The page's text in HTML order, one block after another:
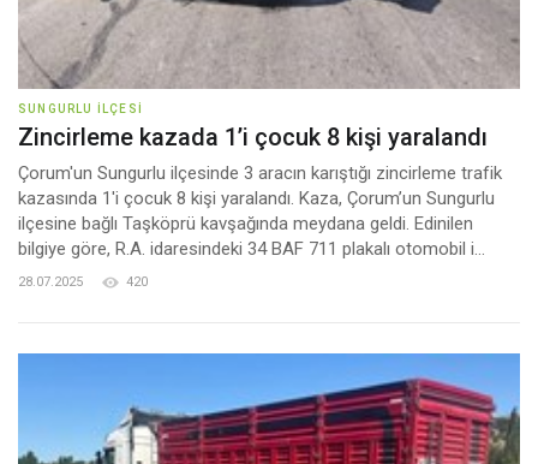
SUNGURLU İLÇESI
Zincirleme kazada 1’i çocuk 8 kişi yaralandı
Çorum'un Sungurlu ilçesinde 3 aracın karıştığı zincirleme trafik
kazasında 1'i çocuk 8 kişi yaralandı. Kaza, Çorum’un Sungurlu
ilçesine bağlı Taşköprü kavşağında meydana geldi. Edinilen
bilgiye göre, R.A. idaresindeki 34 BAF 711 plakalı otomobil i...
28.07.2025 420